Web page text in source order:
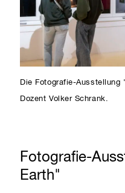
Die Fotografie-
Dozent Volker Schrank.
Fotografie-
Earth"